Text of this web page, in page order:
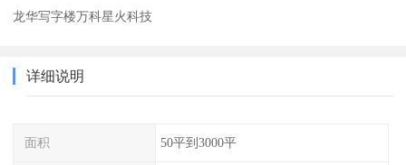
龙华写字楼万科星火科技
详细说明
面积 50平到3000平